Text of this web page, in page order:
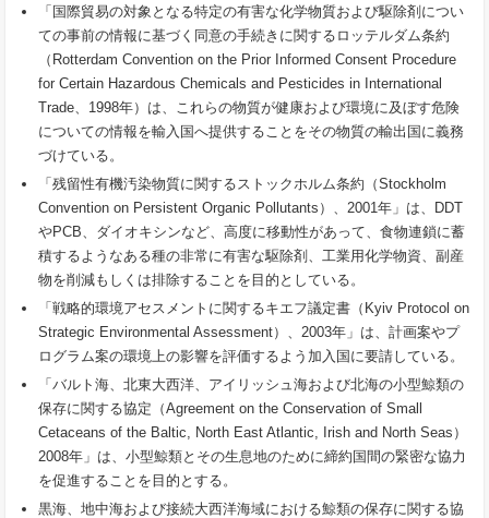
「国際貿易の対象となる特定の有害な化学物質および駆除剤につい
ての事前の情報に基づく同意の手続きに関するロッテルダム条約
（Rotterdam Convention on the Prior Informed Consent Procedure
for Certain Hazardous Chemicals and Pesticides in International
Trade、1998年）は、これらの物質が健康および環境に及ぼす危険
についての情報を輸入国へ提供することをその物質の輸出国に義務
づけている。
「残留性有機汚染物質に関するストックホルム条約（Stockholm
Convention on Persistent Organic Pollutants）、2001年」は、DDT
やPCB、ダイオキシンなど、高度に移動性があって、食物連鎖に蓄
積するようなある種の非常に有害な駆除剤、工業用化学物資、副産
物を削減もしくは排除することを目的としている。
「戦略的環境アセスメントに関するキエフ議定書（Kyiv Protocol on
Strategic Environmental Assessment）、2003年」は、計画案やプ
ログラム案の環境上の影響を評価するよう加入国に要請している。
「バルト海、北東大西洋、アイリッシュ海および北海の小型鯨類の
保存に関する協定（Agreement on the Conservation of Small
Cetaceans of the Baltic, North East Atlantic, Irish and North Seas）
2008年」は、小型鯨類とその生息地のために締約国間の緊密な協力
を促進することを目的とする。
黒海、地中海および接続大西洋海域における鯨類の保存に関する協